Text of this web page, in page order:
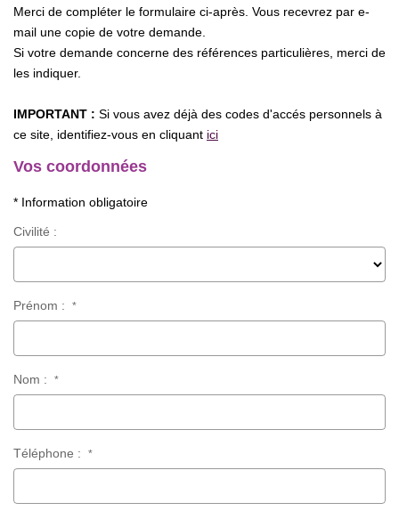
Merci de compléter le formulaire ci-après. Vous recevrez par e-
mail une copie de votre demande.
Si votre demande concerne des références particulières, merci de
les indiquer.
IMPORTANT : Si vous avez déjà des codes d'accés personnels à
ce site, identifiez-vous en cliquant ici
Vos coordonnées
* Information obligatoire
Civilité :
Prénom : *
Nom : *
Téléphone : *